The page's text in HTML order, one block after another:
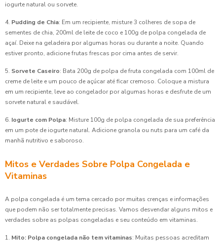
iogurte natural ou sorvete.
4. Pudding de Chia: Em um recipiente, misture 3 colheres de sopa de
sementes de chia, 200ml de leite de coco e 100g de polpa congelada de
açaí. Deixe na geladeira por algumas horas ou durante a noite. Quando
estiver pronto, adicione frutas frescas por cima antes de servir.
5. Sorvete Caseiro: Bata 200g de polpa de fruta congelada com 100ml de
creme de leite e um pouco de açúcar até ficar cremoso. Coloque a mistura
em um recipiente, leve ao congelador por algumas horas e desfrute de um
sorvete natural e saudável.
6. Iogurte com Polpa: Misture 100g de polpa congelada de sua preferência
em um pote de iogurte natural. Adicione granola ou nuts para um café da
manhã nutritivo e saboroso.
Mitos e Verdades Sobre Polpa Congelada e
Vitaminas
A polpa congelada é um tema cercado por muitas crenças e informações
que podem não ser totalmente precisas. Vamos desvendar alguns mitos e
verdades sobre as polpas congeladas e seu conteúdo em vitaminas.
1. Mito: Polpa congelada não tem vitaminas: Muitas pessoas acreditam